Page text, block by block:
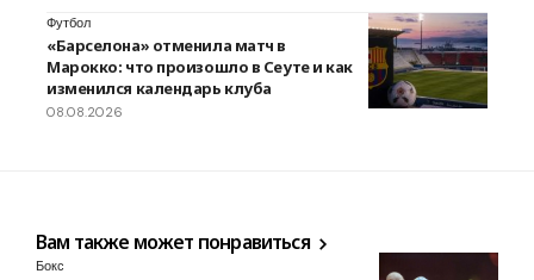
Футбол
«Барселона» отменила матч в
Марокко: что произошло в Сеуте и как
изменился календарь клуба
08.08.2026
Вам также может понравиться
Бокс